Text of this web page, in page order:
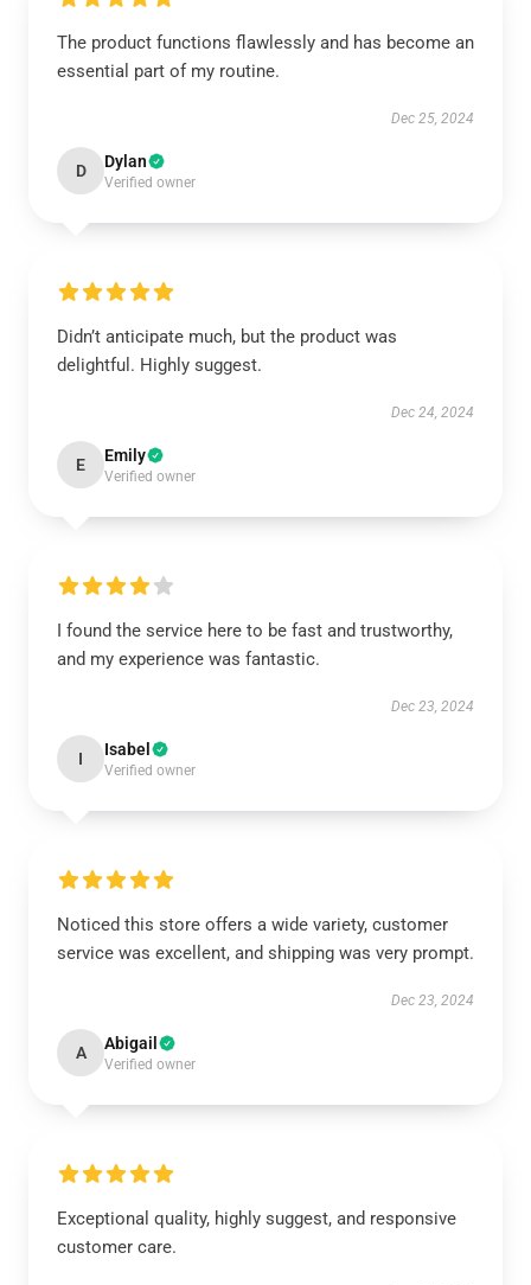
The product functions flawlessly and has become an
essential part of my routine.
Dec 25, 2024
D Dylan
Verified owner
Didn’t anticipate much, but the product was
delightful. Highly suggest.
Dec 24, 2024
E Emily
Verified owner
I found the service here to be fast and trustworthy,
and my experience was fantastic.
Dec 23, 2024
I Isabel
Verified owner
Noticed this store offers a wide variety, customer
service was excellent, and shipping was very prompt.
Dec 23, 2024
A Abigail
Verified owner
Exceptional quality, highly suggest, and responsive
customer care.